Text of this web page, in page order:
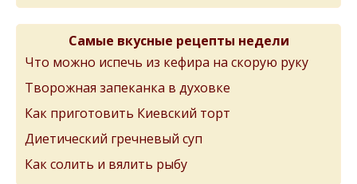
Самые вкусные рецепты недели
Что можно испечь из кефира на скорую руку
Творожная запеканка в духовке
Как приготовить Киевский торт
Диетический гречневый суп
Как солить и вялить рыбу